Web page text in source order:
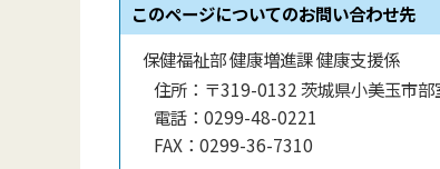
このページについてのお問い合わせ先
保健福祉部 健康増進課 健康支援係
住所： 〒319-0132 茨城県小美玉市
電話： 0299-48-0221
FAX： 0299-36-7310